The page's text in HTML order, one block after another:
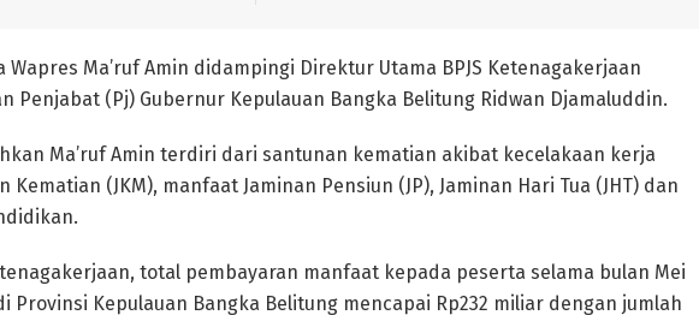
Wapres Ma’ruf Amin didampingi Direktur Utama BPJS Ketenagakerjaan
Penjabat (Pj) Gubernur Kepulauan Bangka Belitung Ridwan Djamaluddin.
Ma’ruf Amin terdiri dari santunan kematian akibat kecelakaan kerja
Kematian (JKM), manfaat Jaminan Pensiun (JP), Jaminan Hari Tua (JHT) dan
total pembayaran manfaat kepada peserta selama bulan Mei
Provinsi Kepulauan Bangka Belitung mencapai Rp232 miliar dengan jumlah